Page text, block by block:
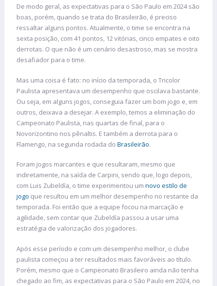
De modo geral, as expectativas para o São Paulo em 2024 são
boas, porém, quando se trata do Brasileirão, é preciso
ressaltar alguns pontos. Atualmente, o time se encontra na
sexta posição, com 41 pontos, 12 vitórias, cinco empates e oito
derrotas. O que não é um cenário desastroso, mas se mostra
desafiador para o time.
Mas uma coisa é fato: no início da temporada, o Tricolor
Paulista apresentava um desempenho que oscilava bastante.
Ou seja, em alguns jogos, conseguia fazer um bom jogo e, em
outros, deixava a desejar. A exemplo, temos a eliminação do
Campeonato Paulista, nas quartas de final, para o
Novorizontino nos pênaltis. E também a derrota para o
Flamengo, na segunda rodada do Brasileirão.
Foram jogos marcantes e que resultaram, mesmo que
indiretamente, na saída de Carpini, sendo que, logo depois,
com Luis Zubeldía, o time experimentou um novo estilo de
jogo que resultou em um melhor desempenho no restante da
temporada. Foi então que a equipe focou na marcação e
agilidade, sem contar que Zubeldía passou a usar uma
estratégia de valorização dos jogadores.
Após esse período e com um desempenho melhor, o clube
paulista começou a ter resultados mais favoráveis ao título.
Porém, mesmo que o Campeonato Brasileiro ainda não tenha
chegado ao fim, as expectativas para o São Paulo em 2024, no